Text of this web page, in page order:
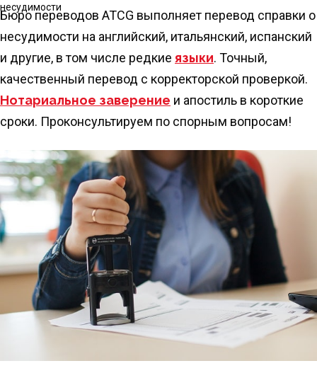
несудимости
Бюро переводов ATCG выполняет перевод справки о
несудимости на английский, итальянский, испанский
и другие, в том числе редкие языки. Точный,
качественный перевод с корректорской проверкой.
Нотариальное заверение и апостиль в короткие
сроки. Проконсультируем по спорным вопросам!